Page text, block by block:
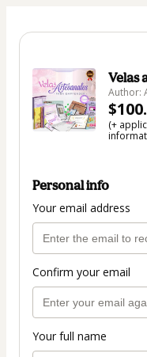
Velas
Author:
(+
Personal info
Your email address
Confirm your email
Your full name